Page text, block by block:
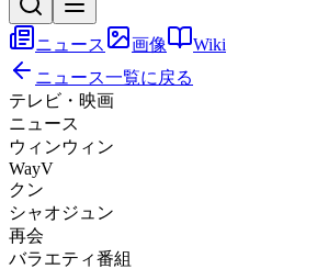
ニュース 画像
Wiki
ニュース一覧に戻る
テレビ・映画
ニュース
ウィンウィン
WayV
クン
シャオジュン
再会
バラエティ番組